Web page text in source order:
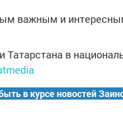
важным и
Татарстана в
в курсе новостей